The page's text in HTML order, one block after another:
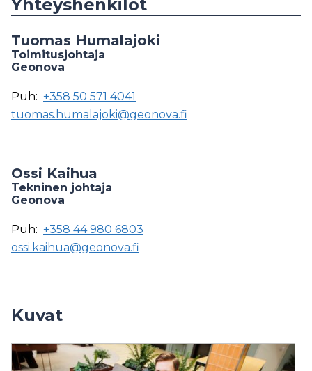
Yhteyshenkilöt
Tuomas Humalajoki
Toimitusjohtaja
Geonova
Puh: +358 50 571 4041
tuomas.humalajoki@geonova.fi
Ossi Kaihua
Tekninen johtaja
Geonova
Puh: +358 44 980 6803
ossi.kaihua@geonova.fi
Kuvat